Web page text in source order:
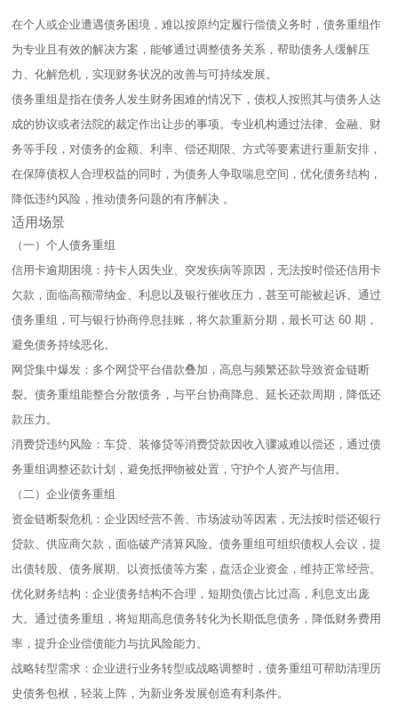
在个人或企业遭遇债务困境，难以按原约定履行偿债义务时，债务重组作
为专业且有效的解决方案，能够通过调整债务关系，帮助债务人缓解压
力、化解危机，实现财务状况的改善与可持续发展。​​
债务重组是指在债务人发生财务困难的情况下，债权人按照其与债务人达
成的协议或者法院的裁定作出让步的事项。专业机构通过法律、金融、财
务等手段，对债务的金额、利率、偿还期限、方式等要素进行重新安排，
在保障债权人合理权益的同时，为债务人争取喘息空间，优化债务结构，
降低违约风险，推动债务问题的有序解决 。​
适用场景​
（一）个人债务重组​
信用卡逾期困境：持卡人因失业、突发疾病等原因，无法按时偿还信用卡
欠款，面临高额滞纳金、利息以及银行催收压力，甚至可能被起诉。通过
债务重组，可与银行协商停息挂账，将欠款重新分期，最长可达 60 期，
避免债务持续恶化。​
网贷集中爆发：多个网贷平台借款叠加，高息与频繁还款导致资金链断
裂。债务重组能整合分散债务，与平台协商降息、延长还款周期，降低还
款压力。​
消费贷违约风险：车贷、装修贷等消费贷款因收入骤减难以偿还，通过债
务重组调整还款计划，避免抵押物被处置，守护个人资产与信用。​
（二）企业债务重组​
资金链断裂危机：企业因经营不善、市场波动等因素，无法按时偿还银行
贷款、供应商欠款，面临破产清算风险。债务重组可组织债权人会议，提
出债转股、债务展期、以资抵债等方案，盘活企业资金，维持正常经营。​
优化财务结构：企业债务结构不合理，短期负债占比过高，利息支出庞
大。通过债务重组，将短期高息债务转化为长期低息债务，降低财务费用
率，提升企业偿债能力与抗风险能力。​
战略转型需求：企业进行业务转型或战略调整时，债务重组可帮助清理历
史债务包袱，轻装上阵，为新业务发展创造有利条件。​